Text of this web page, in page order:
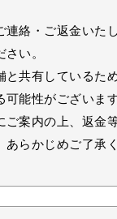
連絡・ご返金いた
い。
と共有しているた
能性がございます
ご案内の上、返金
あらかじめご了承